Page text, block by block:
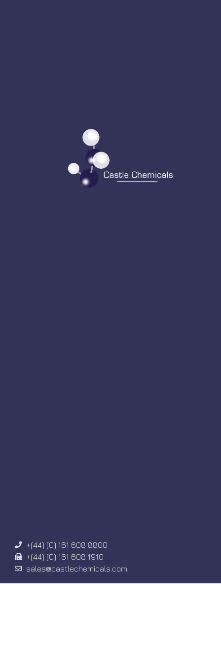
+(44) (0) 161 608 8800
+(44) (0) 161 608 1910
sales@castlechemicals.com